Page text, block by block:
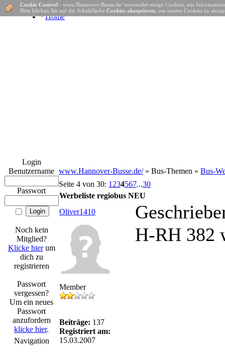
· Home
Login
Benutzername
Passwort
Noch kein
Mitglied?
Klicke hierum
dich zu
registrieren
Passwort
vergessen?
Um ein neues
Passwort
anzufordern
klicke hier.
Navigation
Cookie Control - www.Hannover-Busse.de/ verwendet einige Cookies, um
Bitte klicken Sie auf die Schaltfläche Cookies akzeptieren , um unsere Cookies zu
www.Hannover-Busse.de/» Bus-Themen » Bus-
Seite 4 von 30: 1 234567...30
Werbeliste regiobus NEU
Oliver1410
Member
Beiträge: 137
Registriert am:
15.03.2007
H-RH 382